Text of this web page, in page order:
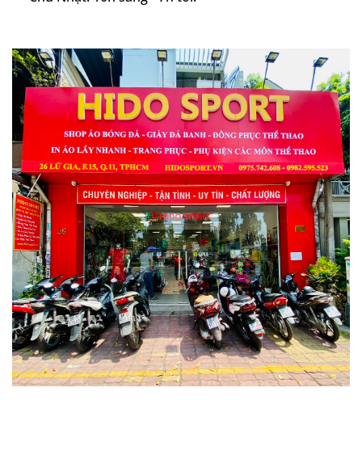
Lõi AIRFOAM™ Độc Quyền
AIRFOAM™ là công nghệ lõi Full-Foam đầu tiên
của Wika.
Cấu trúc foam mật độ cao giúp loại bỏ tình
trạng xẹp lõi, duy trì hiệu suất ổn định trong
thời gian dài và nâng cao độ bền tổng thể của
cây vợt.
Cấu Trúc Pyramid Core
Lõi được thiết kế theo dạng kim tự tháp với
mật độ foam dày hơn ở trung tâm và thưa dần
về phía viền.
Thiết kế này giúp mở rộng sweetspot, tăng tốc
độ vung vợt và cải thiện độ ổn định trong các
pha tiếp xúc lệch tâm.